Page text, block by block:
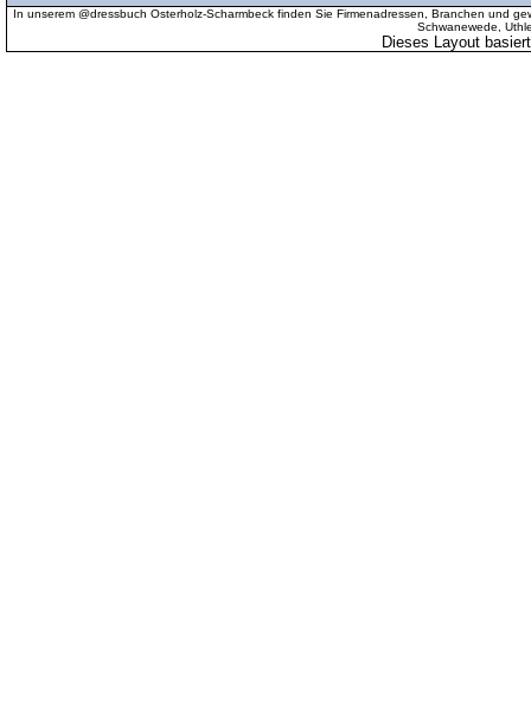
In unserem @dressbuch Osterholz-Scharmbeck finden Sie Firmenadressen, Branchen und
Schwanewede,
Dieses Layout